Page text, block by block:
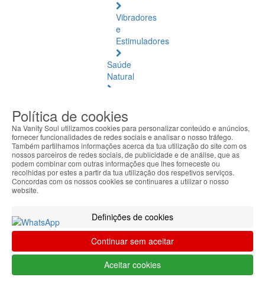
Vibradores
e
Estimuladores
Saúde
Natural
Natural
Ver
todos
Âmbar
Báltico
Músculos
Bem-
Estar
Quotidiano
Política de cookies
Na Vanity Soul utilizamos cookies para personalizar conteúdo e anúncios,
fornecer funcionalidades de redes sociais e analisar o nosso tráfego.
Também partilhamos informações acerca da tua utilização do site com os
nossos parceiros de redes sociais, de publicidade e de análise, que as
podem combinar com outras informações que lhes forneceste ou
recolhidas por estes a partir da tua utilização dos respetivos serviços.
Concordas com os nossos cookies se continuares a utilizar o nosso
website.
Definições de cookies
Continuar sem aceitar
Aceitar cookies